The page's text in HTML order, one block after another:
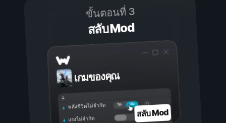
ขั้นตอนที่ 3
สลับ Mod
เกมของคุณ
เปิด
ปิด
พลังชีวิตไม่จำกัด
แรงไม่จำกัด สลับ Mod